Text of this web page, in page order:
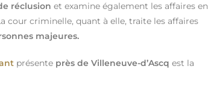
réclusion et examine également les affaires en
cour criminelle, quant à elle, traite les affaires
majeures.
présente près de Villeneuve-d’Ascq est la